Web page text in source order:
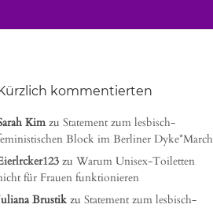
kommentierten
Kimzu Statement zum lesbisch-
Block im Berliner Dyke*March
zu Warum Unisex-Toiletten
für Frauen funktionieren
Brustik zu Statement zum lesbisch-